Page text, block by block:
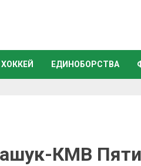
ХОККЕЙ ЕДИНОБОРСТВА
КМВ